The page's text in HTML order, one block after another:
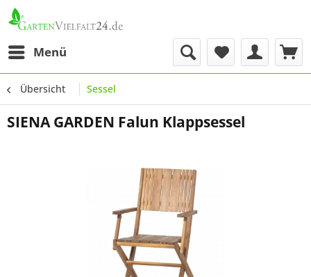
Menü
Übersicht Sessel
SIENA GARDEN Falun Klappsessel